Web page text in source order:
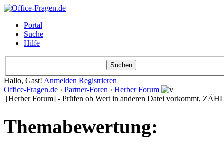
Portal
Suche
Hilfe
Hallo, Gast! Anmelden Registrieren
Office-Fragen.de › Partner-Foren › Herber Forum
[Herber Forum] - Prüfen ob Wert in anderen Datei vorkommt,
Themabewertung: